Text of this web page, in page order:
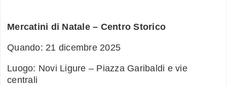
Mercatini di Natale – Centro Storico
Quando: 21 dicembre 2025
Luogo: Novi Ligure – Piazza Garibaldi e vie
centrali